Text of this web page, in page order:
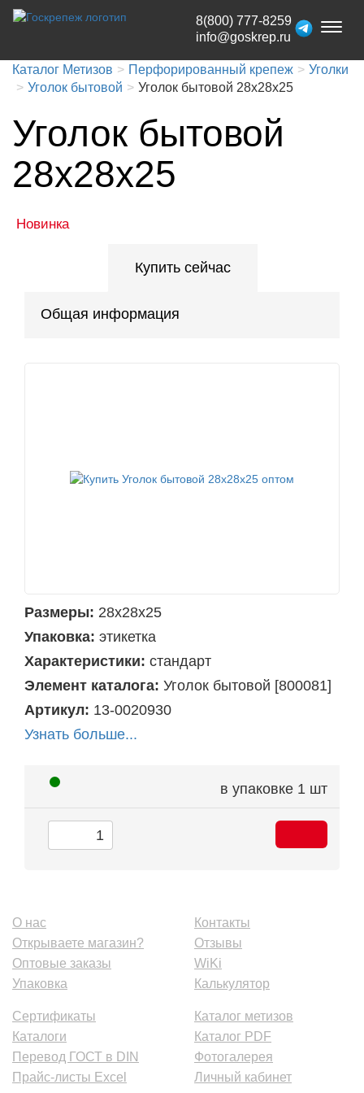
Toggle
8(800) 777-8259
info@goskrep.ru
Каталог Метизов Перфорированный крепеж
Уголки
Уголок бытовой
Уголок бытовой 28х28х25
Уголок бытовой
28х28х25
Новинка
Купить сейчас
Общая информация
Размеры: 28х28х25
Упаковка: этикетка
Характеристики: стандарт
Элемент каталога: Уголок бытовой [800081]
Артикул: 13-0020930
Узнать больше...
в упаковке 1 шт
О нас
Открываете магазин?
Оптовые заказы
Упаковка
Контакты
Отзывы
WiKi
Калькулятор
Сертификаты
Каталоги
Перевод ГОСТ в DIN
Прайс-листы Excel
Каталог метизов
Каталог PDF
Фотогалерея
Личный кабинет